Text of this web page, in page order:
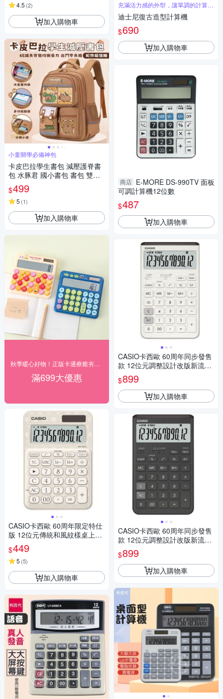
4.5 (2)
加入購物車
小童開學必備神包
卡皮巴拉學生書包 減壓護脊書
包 水豚君 國小書包 書包 雙肩
$499
5 (1)
加入購物車
滿699大優惠
CASIO卡西歐 60周年限定特仕
版 12位元傳統和風紋樣桌上型
計算機-竹編白(MS-20UC-JW
E)
$449
5 (5)
加入購物車
充滿活力感的外型，讓單調的計算機
有了色彩
迪士尼復古造型計算機
$690
加入購物車
商店 E-MORE DS-990TV 面板
可調計算機12位數
$487
加入購物車
CASIO卡西歐 60周年同步發售
款 12位元調整設計改版新流線
桌上型計算機-白(JT-200T-WE)
$899
加入購物車
CASIO卡西歐 60周年同步發售
款 12位元調整設計改版新流線
桌上型計算機-黑(JT-200T-BK)
$899
加入購物車